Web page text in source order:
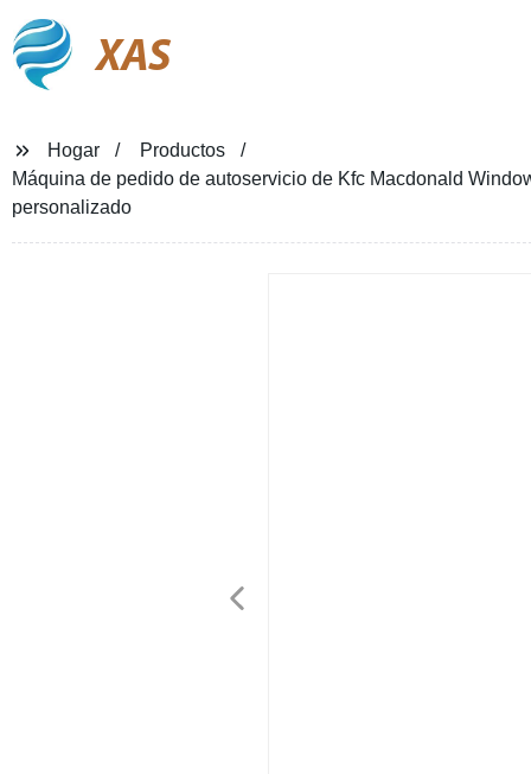
XAS
Hogar
Productos
Máquina de pedido de autoservicio de Kfc Macdonald
personalizado